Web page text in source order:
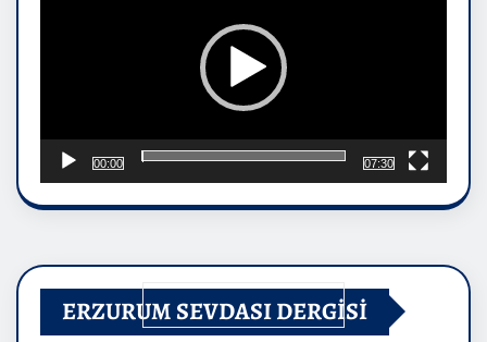
00:00 07:30
ERZURUM SEVDASI DERGİSİ